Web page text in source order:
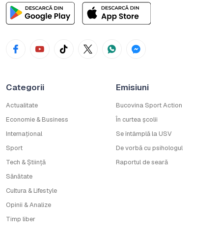
Categorii
Actualitate
Economie & Business
Internațional
Sport
Tech & Știință
Sănătate
Cultura & Lifestyle
Opinii & Analize
Timp liber
Emisiuni
Bucovina Sport Action
În curtea școlii
Se întâmplă la USV
De vorbă cu psihologul
Raportul de seară